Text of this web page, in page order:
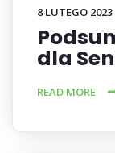
8 LUTEGO 2023
dla
READ MORE